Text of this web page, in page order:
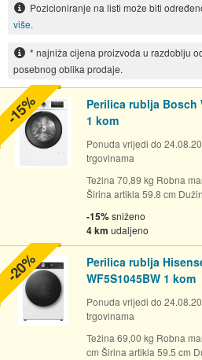
Pozicioniranje na listi može biti
više.
* najniža cijena proizvoda u razdoblju
posebnog oblika prodaje.
Perilica rublja Bosch
1 kom
Ponuda vrijedi do
trgovinama
Težina 70,89 kg Robna
Širina artikla 59.8 cm
-15%sniženo
4 km udaljeno
-15%
Perilica rublja
WF5S1045BW 1 kom
Ponuda vrijedi do
trgovinama
Težina 69,00 kg Robna
cm Širina artikla 59.5 cm
-20%